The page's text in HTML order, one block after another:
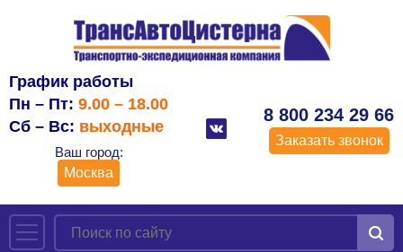
График работы
Пн – Пт: 9.00 – 18.00
Сб – Вс: выходные
Ваш город:
Москва
8 800 234 29 66
Заказать звонок